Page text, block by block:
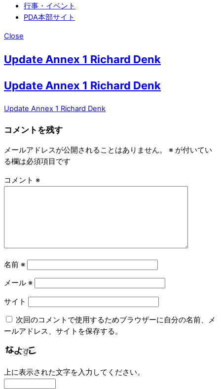
行事・イベント
PDA本部サイト
Close
Update Annex 1 Richard Denk
Update Annex 1 Richard Denk
Update Annex 1 Richard Denk
コメントを残す
メールアドレスが公開されることはありません。 ※ が付いてい
る欄は必須項目です
コメント ※
名前 ※
メール ※
サイト
次回のコメントで使用するためブラウザーに自分の名前、メ
ールアドレス、サイトを保存する。
上に表示された文字を入力してください。